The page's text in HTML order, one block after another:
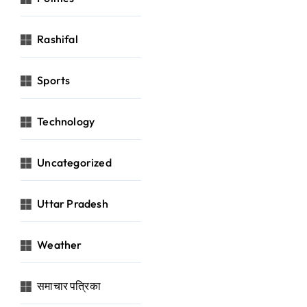
Rashifal
Sports
Technology
Uncategorized
Uttar Pradesh
Weather
समाचार पत्रिका